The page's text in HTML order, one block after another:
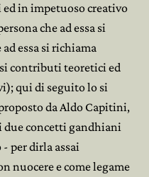
in impetuoso creativo
che ad essa si
essa si richiama
contributi teoretici ed
qui di seguito lo si
da Aldo Capitini,
due concetti gandhiani
- per dirla assai
nuocere e come legame